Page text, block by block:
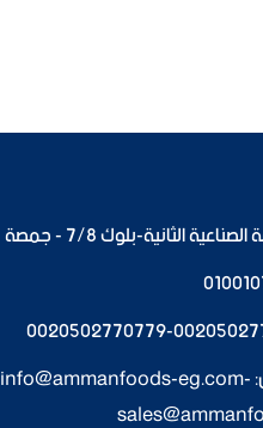
الثانية-بلوك 7/8 - جمصة
-
0020502770779
info@ammanfoods-eg.com-